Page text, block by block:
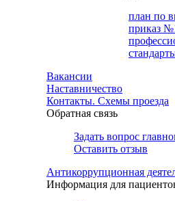
план по
приказ
Вакансии
Наставничество
Контакты. Схемы проезда
Обратная связь
Задать вопрос
Оставить отзыв
Антикоррупционная
Информация для